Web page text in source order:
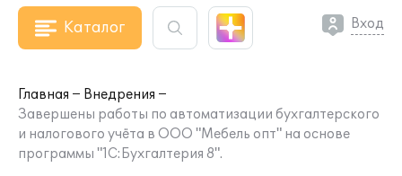
Каталог Вход
Главная
Внедрения
Завершены работы по автоматизации бухгалтерского
и налогового учёта в ООО "Мебель опт" на основе
программы "1С:Бухгалтерия 8".